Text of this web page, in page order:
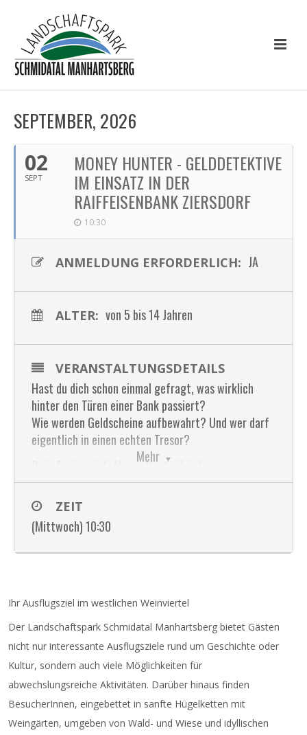
SEPTEMBER, 2026
02
SEPT
MONEY HUNTER - GELDDETEKTIVE
IM EINSATZ IN DER
RAIFFEISENBANK ZIERSDORF
10:30
ANMELDUNG ERFORDERLICH: JA
ALTER: von 5 bis 14 Jahren
Mehr
VERANSTALTUNGSDETAILS
Hast du dich schon einmal gefragt, was wirklich
hinter den Türen einer Bank passiert?
Wie werden Geldscheine aufbewahrt? Und wer darf
eigentlich in einen echten Tresor?
Beim Ferienspiel „Money Hunter“ in der
Raiffeisenbank Ziersdorf begibst du dich auf eine
spannende Entdeckungsreise in die Welt des Geldes!
Werde selbst zum Geld-Detektiv, löse spannende
Fragen und erlebe einen Vormittag voller Action,
Neugier und Überraschungen!
keine Kosten!
Organisator
: Raiffeisenbank Ziersdorf
Anmeldungbitte unter andreas.kuntner@rbhl.at
erbeten!
Ort: Raiffeisenbank Ziersdorf
ZEIT
(Mittwoch) 10:30
Ihr Ausflugsziel im westlichen Weinviertel
Der Landschaftspark Schmidatal Manhartsberg bietet Gästen
nicht nur interessante Ausflugsziele rund um Geschichte oder
Kultur, sondern auch viele Möglichkeiten für
abwechslungsreiche Aktivitäten. Darüber hinaus finden
BesucherInnen, eingebettet in sanfte Hügelketten mit
Weingärten, umgeben von Wald- und Wiese und idyllischen